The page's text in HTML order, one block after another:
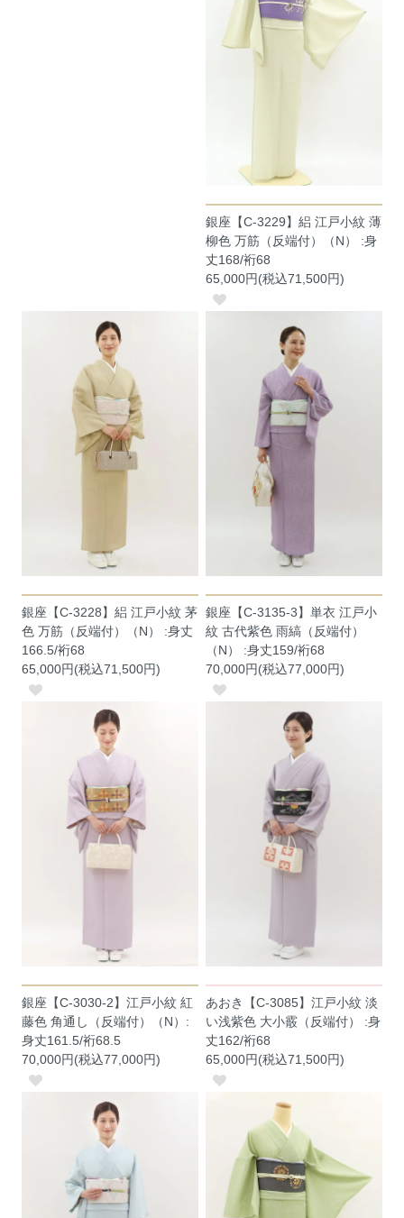
銀座【C-3229】絽 江戸小紋 薄
柳色 万筋（反端付）（N） :身
丈168/裄68
65,000円(税込71,500円)
銀座【C-3228】絽 江戸小紋 茅
色 万筋（反端付）（N） :身丈
166.5/裄68
65,000円(税込71,500円)
銀座【C-3135-3】単衣 江戸小
紋 古代紫色 雨縞（反端付）
（N） :身丈159/裄68
70,000円(税込77,000円)
銀座【C-3030-2】江戸小紋 紅
藤色 角通し（反端付）（N）:
身丈161.5/裄68.5
70,000円(税込77,000円)
あおき【C-3085】江戸小紋 淡
い浅紫色 大小霰（反端付） :身
丈162/裄68
65,000円(税込71,500円)